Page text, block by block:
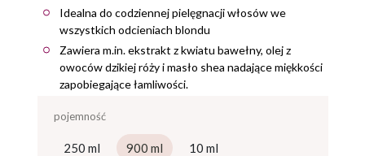
Idealna do codziennej pielęgnacji włosów we
wszystkich odcieniach blondu
Zawiera m.in. ekstrakt z kwiatu bawełny, olej z
owoców dzikiej róży i masło shea nadające miękkości
zapobiegające łamliwości.
pojemność
250 ml 900 ml 10 ml